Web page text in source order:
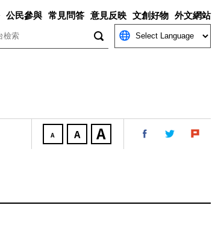
公民參與 常見問答 意見反映 文創好物 外文網站